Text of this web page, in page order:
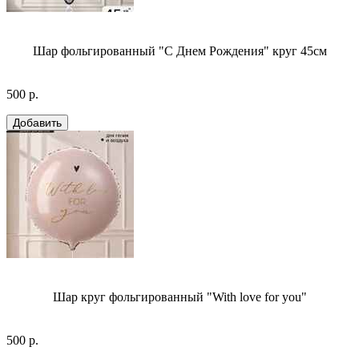
Шар фольгированный "С Днем Рождения" круг 45см
500 р.
Шар круг фольгированный "With love for you"
500 р.